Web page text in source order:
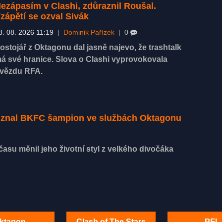
v Clashi, zdůraznil Roušal.
se ozval Sivák
08. 2026 11:19 Dominik Pařízek 0
z Oktagonu dal jasně najevo, že trashtalk
své hranice. Slova o Clashi vyprovokovala
RFA.
BKFC šampion ve službách Oktagonu
měnil jeho životní styl z velkého divočáka